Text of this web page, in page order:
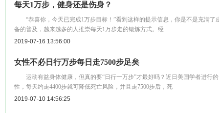
每天1万步，健身还是伤身？
“恭喜你，今天已完成1万步目标！”看到这样的提示信息，你是不是充满了
备的普及，越来越多的人推崇每天1万步走的锻炼方式。经
2019-07-16 13:56:00
女性不必日行万步每日走7500步足矣
运动有益身体健康，但真的要“日行一万步”才最好吗？近日美国学者进行
性，每天约走4400步就可降低死亡风险，并且走7500步后，死
2019-07-10 14:56:25